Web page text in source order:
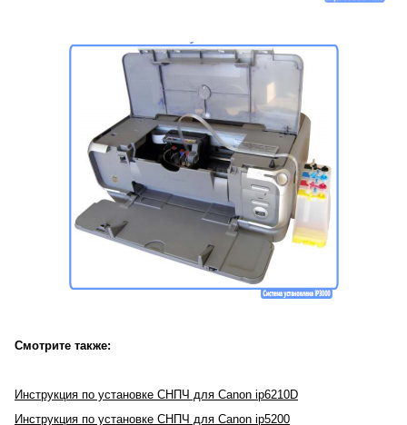
Смотрите также:
Инструкция по установке СНПЧ для Canon ip6210D
Инструкция по установке СНПЧ для Canon ip5200